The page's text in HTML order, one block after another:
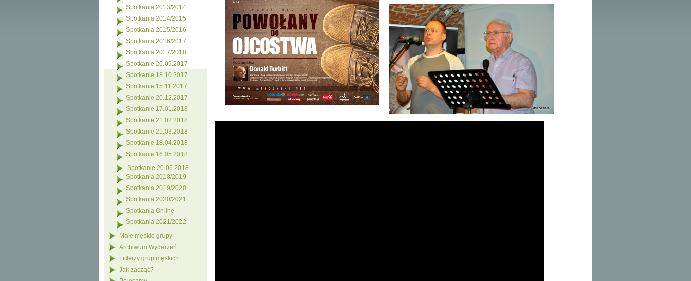
Spotkania 2013/2014
Spotkania 2014/2015
Spotkania 2015/2016
Spotkania 2016/2017
Spotkania 2017/2018
Spotkanie 20.09.2017
Spotkanie 18.10.2017
Spotkanie 15.11.2017
Spotkanie 20.12.2017
Spotkanie 17.01.2018
Spotkanie 21.02.2018
Spotkanie 21.03.2018
Spotkanie 18.04.2018
Spotkanie 16.05.2018
Spotkanie 20.06.2018
Spotkania 2018/2019
Spotkania 2019/2020
Spotkania 2020/2021
Spotkania Online
Spotkania 2021/2022
Małe męskie grupy
Archiwum Wydarzeń
Liderzy grup męskich
Jak zacząć?